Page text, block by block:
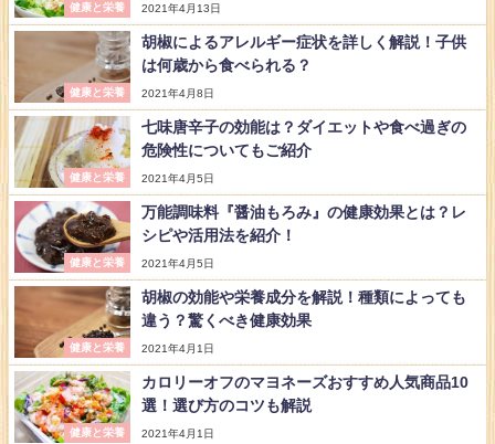
健康と栄養 2021年4月13日
健康と栄養
胡椒によるアレルギー症状を詳しく解説！子供
は何歳から食べられる？
2021年4月8日
健康と栄養
七味唐辛子の効能は？ダイエットや食べ過ぎの
危険性についてもご紹介
2021年4月5日
健康と栄養
万能調味料『醤油もろみ』の健康効果とは？レ
シピや活用法を紹介！
2021年4月5日
健康と栄養
胡椒の効能や栄養成分を解説！種類によっても
違う？驚くべき健康効果
2021年4月1日
健康と栄養
カロリーオフのマヨネーズおすすめ人気商品10
選！選び方のコツも解説
2021年4月1日